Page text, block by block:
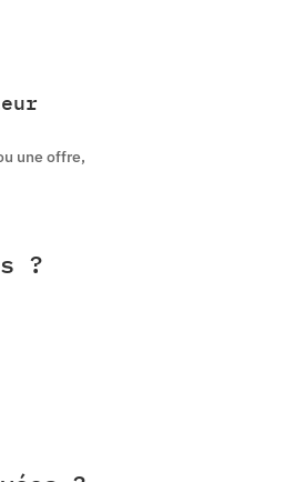
une offre,
?